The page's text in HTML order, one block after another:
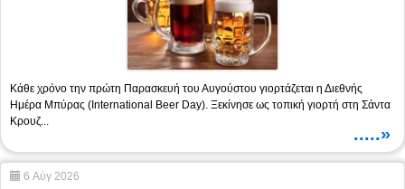
Κάθε χρόνο την πρώτη Παρασκευή του Αυγούστου γιορτάζεται η Διεθνής
Ημέρα Μπύρας (International Beer Day). Ξεκίνησε ως τοπική γιορτή στη Σάντα
Κρουζ...
.....»
6 Αύγ 2026